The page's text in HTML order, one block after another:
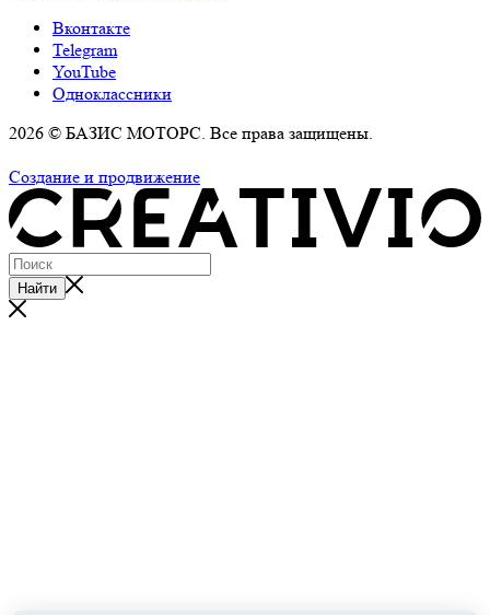
Вконтакте
Telegram
YouTube
Одноклассники
2026 © БАЗИС МОТОРС. Все права защищены.
Создание и продвижение
Найти